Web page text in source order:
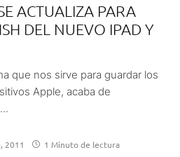
ACTUALIZA PARA
DEL NUEVO IPAD Y
que nos sirve para guardar los
Apple, acaba de
2011 1 Minuto de lectura